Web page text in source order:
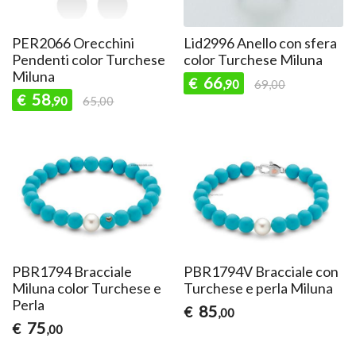
PER2066 Orecchini
Pendenti color Turchese
Miluna
€ 58,90 65,00
Lid2996 Anello con sfera
color Turchese Miluna
€ 66,90 69,00
PBR1794 Bracciale
Miluna color Turchese e
Perla
€ 75,00
PBR1794V Bracciale con
Turchese e perla Miluna
€ 85,00